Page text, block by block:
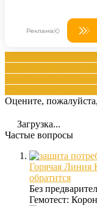
Оцените,
Загрузка...
Частые вопросы
Горячая Линия
обратится
Без
Гемотест: